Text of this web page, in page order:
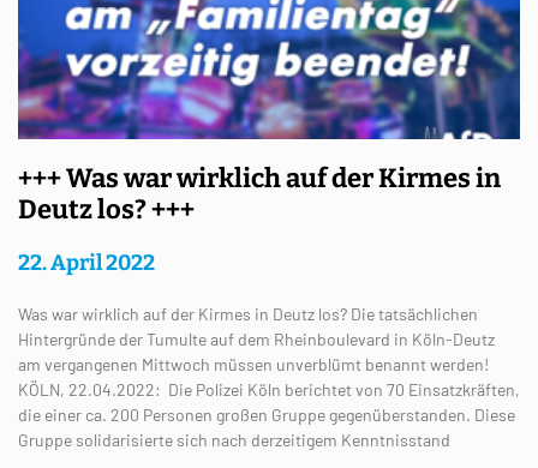
+++ Was war wirklich auf der Kirmes in
Deutz los? +++
22. April 2022
Was war wirklich auf der Kirmes in Deutz los? Die tatsächlichen
Hintergründe der Tumulte auf dem Rheinboulevard in Köln-Deutz
am vergangenen Mittwoch müssen unverblümt benannt werden!
KÖLN, 22.04.2022: Die Polizei Köln berichtet von 70 Einsatzkräften,
die einer ca. 200 Personen großen Gruppe gegenüberstanden. Diese
Gruppe solidarisierte sich nach derzeitigem Kenntnisstand